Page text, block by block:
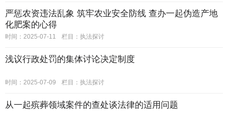
严惩农资违法乱象 筑牢农业安全防线 查办一起伪造产地
化肥案的心得
时间：2025-07-11 栏目： 执法探讨
浅议行政处罚的集体讨论决定制度
时间：2025-07-09 栏目： 执法探讨
从一起殡葬领域案件的查处谈法律的适用问题